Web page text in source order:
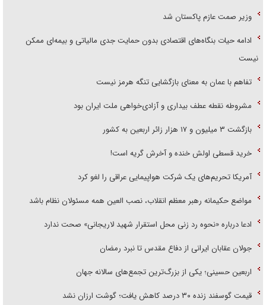
وزیر صمت عازم پاکستان شد
ادامه حیات بنگاه‌های اقتصادی بدون حمایت جدی مالیاتی و بیمه‌ای ممکن
نیست
تفاهم با عمان به معنای بازگشایی تنگه هرمز نیست
مشروطه نقطه عطف بیداری و آزادی‌خواهی ملت ایران بود
بازگشت ۳ میلیون و ۱۷ هزار زائر اربعین به کشور
خرید قسطی اولش خنده و آخرش گریه است!
آمریکا تحریم‌های یک شرکت هواپیمایی عراقی را لغو کرد
مواضع حکیمانه رهبر معظم انقلاب، نصب العین همه مسئولان نظام باشد
ادعا درباره «نحوه رد زنی محل استقرار شهید لاریجانی» صحت ندارد
جولان عقابان ایرانی از دفاع مقدس تا نبرد رمضان
اربعین حسینی؛ یکی از بزرگ‌ترین تجمع‌های سالانه جهان
قیمت گوسفند زنده ۳۰ درصد کاهش یافت؛ گوشت ارزان نشد